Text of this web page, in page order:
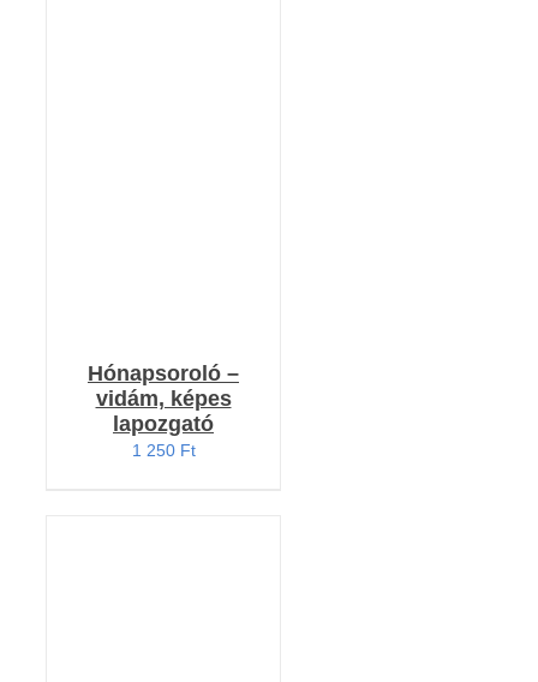
Hónapsoroló –
vidám, képes
lapozgató
1 250 Ft